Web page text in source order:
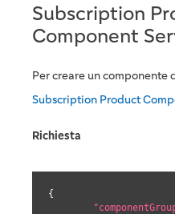
Subscription
Component
Per creare un
Subscription Product
Richiesta
{